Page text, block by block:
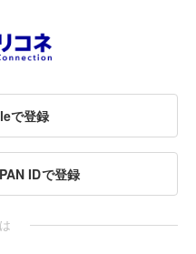
で登録
IDで登録